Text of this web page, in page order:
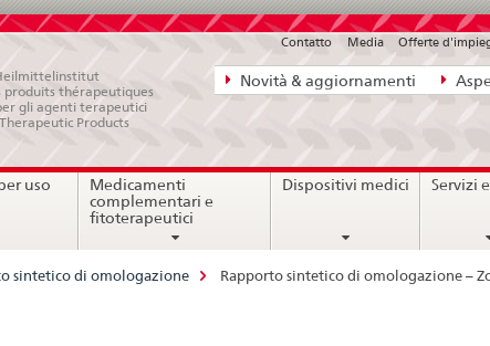
Navigazione
diretta:
aspetti
Novità & aggiornamenti
Contatto Media Offerte
produits thérapeutiques
gli agenti terapeutici
Products
uso
Medicamenti
complementari e
fitoterapeutici
Dispositivi medici Servizi
sintetico di omologazione Rapporto sintetico di omologazione –